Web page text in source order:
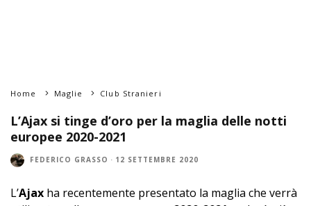
Home Maglie Club Stranieri
L’Ajax si tinge d’oro per la maglia delle notti
europee 2020-2021
FEDERICO GRASSO · 12 SETTEMBRE 2020
L’Ajax ha recentemente presentato la maglia che verrà